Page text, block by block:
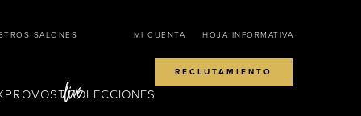
SALONES MI CUENTA HOJA INFORMATIVA
RECLUTAMIENTO
COLECCIONES